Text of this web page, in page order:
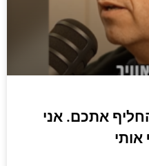
אתכם. אני
אותי